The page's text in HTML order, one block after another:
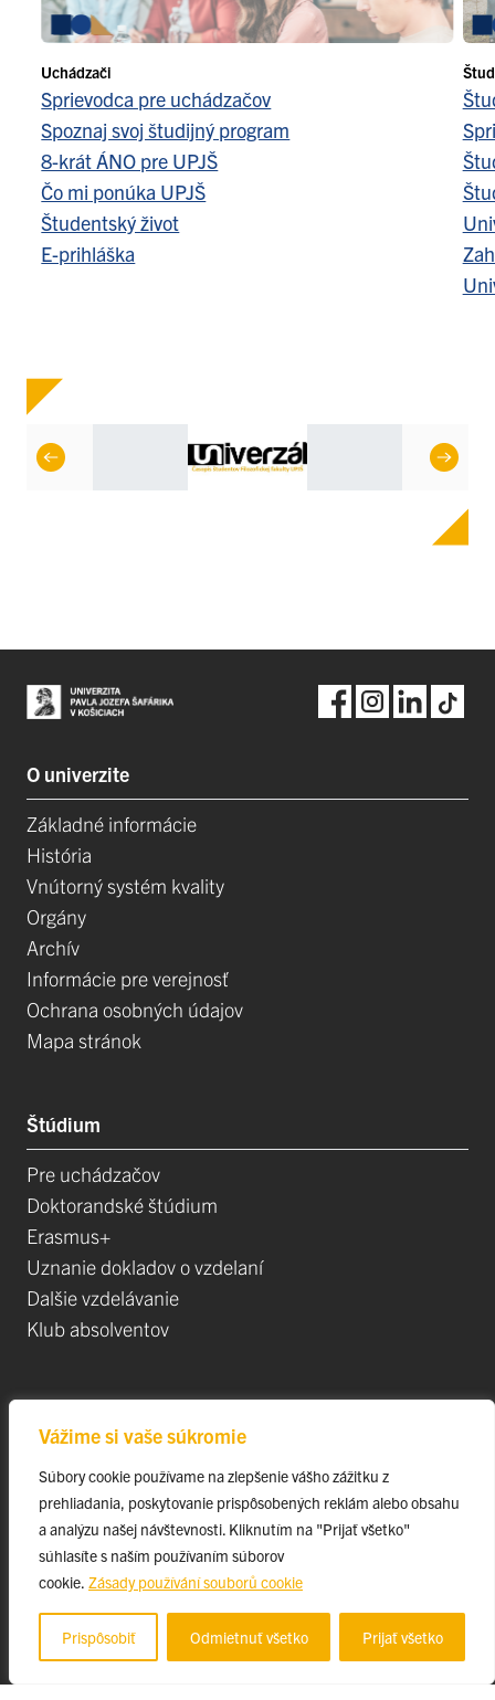
Vážime si vaše súkromie
Súbory cookie používame na zlepšenie vášho zážitku z
prehliadania, poskytovanie prispôsobených reklám alebo obsahu
a analýzu našej návštevnosti. Kliknutím na "Prijať všetko"
súhlasíte s naším používaním súborov
cookie. Zásady používání souborů cookie
Prispôsobiť Odmietnuť všetko Prijať všetko
Uchádzači
Sprievodca pre uchádzačov
Spoznaj svoj študijný program
8-krát ÁNO pre UPJŠ
Čo mi ponúka UPJŠ
Študentský život
E-prihláška
O univerzite
Základné informácie
História
Vnútorný systém kvality
Orgány
Archív
Informácie pre verejnosť
Ochrana osobných údajov
Mapa stránok
Štúdium
Pre uchádzačov
Doktorandské štúdium
Erasmus+
Uznanie dokladov o vzdelaní
Dalšie vzdelávanie
Klub absolventov
Projekty
Špičkové tímy
TIP-UPJŠ
Vedecké parky
Evidencia publikačnej činnosti
Habilitačné a vymenúvacie konania